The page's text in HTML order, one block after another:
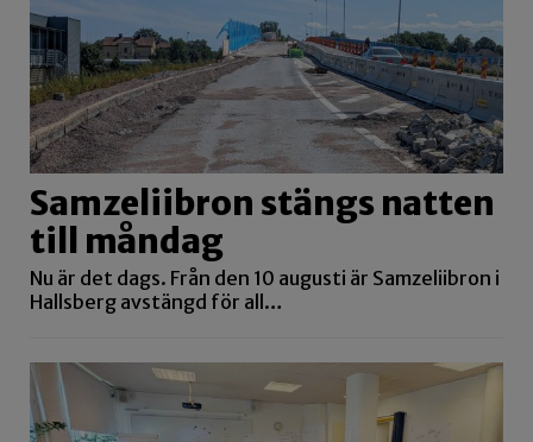
Samzeliibron stängs natten
till måndag
Nu är det dags. Från den 10 augusti är Samzeliibron i
Hallsberg avstängd för all…